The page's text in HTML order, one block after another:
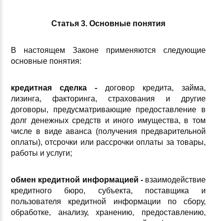
Статья 3. Основные понятия
В настоящем Законе применяются следующие
основные понятия:
кредитная сделка - договор кредита, займа,
лизинга, факторинга, страхования и другие
договоры, предусматривающие предоставление в
долг денежных средств и иного имущества, в том
числе в виде аванса (получения предварительной
оплаты), отсрочки или рассрочки оплаты за товары,
работы и услуги;
обмен кредитной информацией - взаимодействие
кредитного бюро, субъекта, поставщика и
пользователя кредитной информации по сбору,
обработке, анализу, хранению, предоставлению,